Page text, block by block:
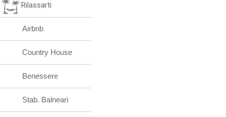
Rilassarti
Airbnb
Country House
Benessere
Stab. Balneari